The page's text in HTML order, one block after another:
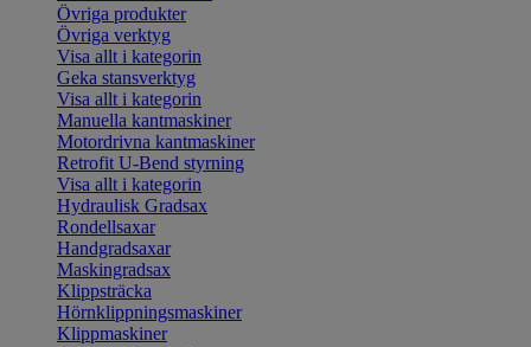
Övriga produkter
Övriga verktyg
Visa allt i kategorin
Geka stansverktyg
Visa allt i kategorin
Manuella kantmaskiner
Motordrivna kantmaskiner
Retrofit U-Bend styrning
Visa allt i kategorin
Hydraulisk Gradsax
Rondellsaxar
Handgradsaxar
Maskingradsax
Klippsträcka
Hörnklippningsmaskiner
Klippmaskiner